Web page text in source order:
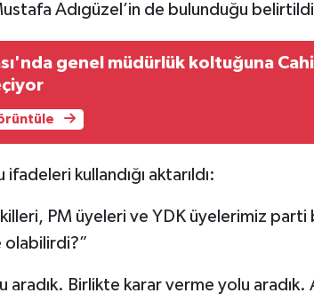
Adıgüzel’in de bulunduğu
genel müdürlük koltuğuna
kullandığı aktarıldı:
PM üyeleri ve YDK üyelerimiz parti
olabilirdi?”
aradık. Birlikte karar verme yolu aradık.